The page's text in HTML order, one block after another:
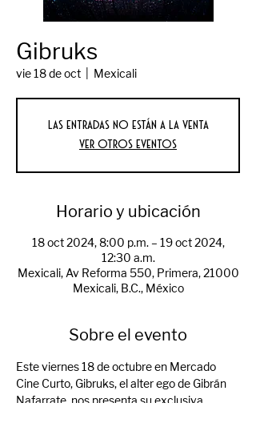
Gibruks
vie 18 de oct Mexicali
Las entradas no están a la venta
Ver otros eventos
Horario y ubicación
18 oct 2024, 8:00 p.m. – 19 oct 2024,
12:30 a.m.
Mexicali, Av Reforma 550, Primera, 21000
Mexicali, B.C., México
Sobre el evento
Este viernes 18 de octubre en Mercado
Cine Curto, Gibruks, el alter ego de Gibrán
Nafarrate, nos presenta su exclusiva